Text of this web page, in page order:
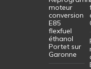
moteur
conversion
E85
flexfuel
éthanol
Portet sur
Garonne